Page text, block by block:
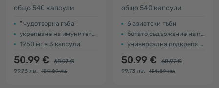
общо 540 капсули
" чудотворна гъба"
укрепване на имунитета и кръвообращението
1950 мг в 3 капсули
50.99 €
68.97 €
99.73 лв.
134.89 лв.
общо 540 капсули
6 азиатски гъби
богато съдържание на полизахариди
универсална подкрепа за тялото
50.99 €
68.97 €
99.73 лв.
134.89 лв.